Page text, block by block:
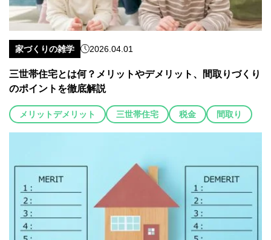
家づくりの雑学 2026.04.01
三世帯住宅とは何？メリットやデメリット、間取りづくり
のポイントを徹底解説
メリットデメリット 三世帯住宅 税金 間取り